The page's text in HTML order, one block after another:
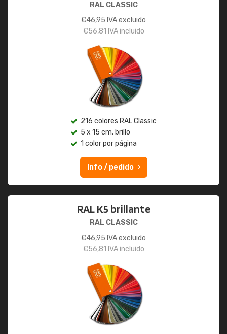
RAL CLASSIC
€46,95 IVA excluido
€56,81 IVA incluido
216 colores RAL Classic
5 x 15 cm, brillo
1 color por página
Info / pedido
RAL K5 brillante
RAL CLASSIC
€46,95 IVA excluido
€56,81 IVA incluido